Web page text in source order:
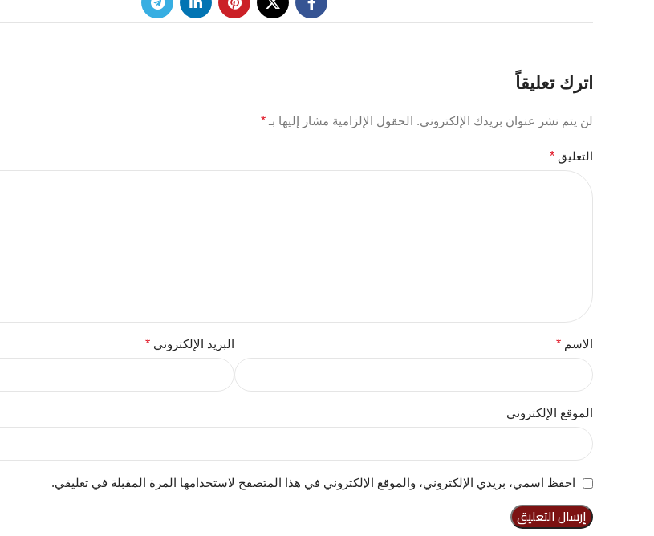
اترك تعليقاً
لن يتم نشر عنوان بريدك الإلكتروني. الحقول الإلزامية مشار إليها بـ *
التعليق *
الاسم * البريد الإلكتروني *
الموقع الإلكتروني
احفظ اسمي، بريدي الإلكتروني، والموقع الإلكتروني في هذا المتصفح لاستخدامها المرة المقبلة في تعليقي.